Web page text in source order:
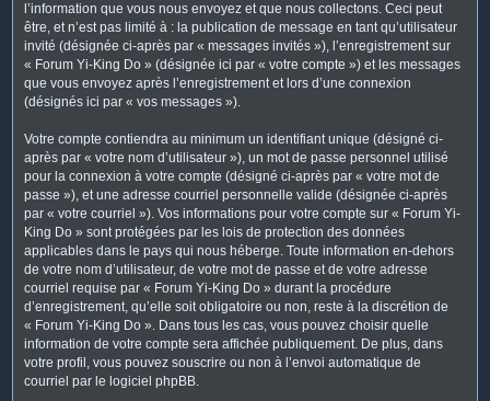
l’information que vous nous envoyez et que nous collectons. Ceci peut
être, et n’est pas limité à : la publication de message en tant qu’utilisateur
invité (désignée ci-après par « messages invités »), l’enregistrement sur
« Forum Yi-King Do » (désignée ici par « votre compte ») et les messages
que vous envoyez après l’enregistrement et lors d’une connexion
(désignés ici par « vos messages »).
Votre compte contiendra au minimum un identifiant unique (désigné ci-
après par « votre nom d’utilisateur »), un mot de passe personnel utilisé
pour la connexion à votre compte (désigné ci-après par « votre mot de
passe »), et une adresse courriel personnelle valide (désignée ci-après
par « votre courriel »). Vos informations pour votre compte sur « Forum Yi-
King Do » sont protégées par les lois de protection des données
applicables dans le pays qui nous héberge. Toute information en-dehors
de votre nom d’utilisateur, de votre mot de passe et de votre adresse
courriel requise par « Forum Yi-King Do » durant la procédure
d’enregistrement, qu’elle soit obligatoire ou non, reste à la discrétion de
« Forum Yi-King Do ». Dans tous les cas, vous pouvez choisir quelle
information de votre compte sera affichée publiquement. De plus, dans
votre profil, vous pouvez souscrire ou non à l’envoi automatique de
courriel par le logiciel phpBB.